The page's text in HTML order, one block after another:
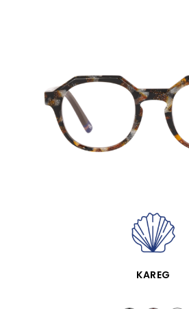
APERÇU RAPIDE
KAREG